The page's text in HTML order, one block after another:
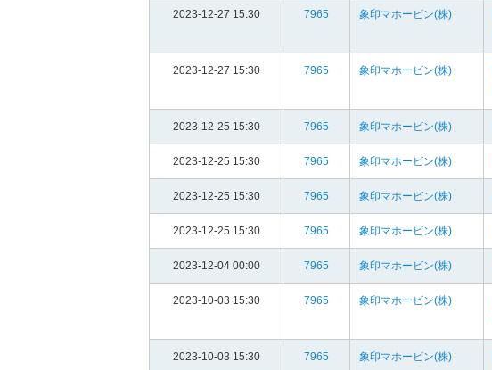
2023-12-27 15:30 7965 象印マホービン(株)
2023-12-27 15:30 7965 象印マホービン(株)
2023-12-25 15:30 7965 象印マホービン(株)
2023-12-25 15:30 7965 象印マホービン(株)
2023-12-25 15:30 7965 象印マホービン(株)
2023-12-25 15:30 7965 象印マホービン(株)
2023-12-04 00:00 7965 象印マホービン(株)
2023-10-03 15:30 7965 象印マホービン(株)
2023-10-03 15:30 7965 象印マホービン(株)